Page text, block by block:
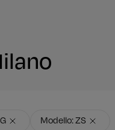
Modello: ZS